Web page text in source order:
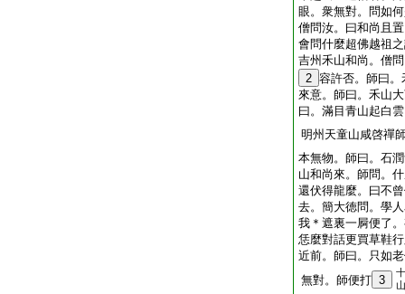
眼。衆無對。問如
僧問汝。曰和尚且
會問什麼超佛越祖
吉州禾山和尚。僧
2 容許否。師曰
來意。師曰。禾山
曰。滿目青山起白雲
明州天童山咸啓禪
本無物。師曰。石
山和尚來。師問。
還伏得龍麼。曰不
去。簡大徳問。學
我＊遮裏一屙便了
恁麼對話更買草鞋
近前。師曰。只如
無對。師便打 3